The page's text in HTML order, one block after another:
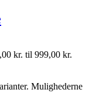
kr. til 999,00 kr.
Mulighederne